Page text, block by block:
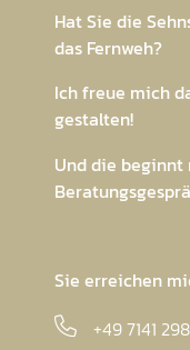
Hat Sie die
das Fernweh?
Ich freue mich
gestalten!
Und die
Sie erreichen
+49 7141